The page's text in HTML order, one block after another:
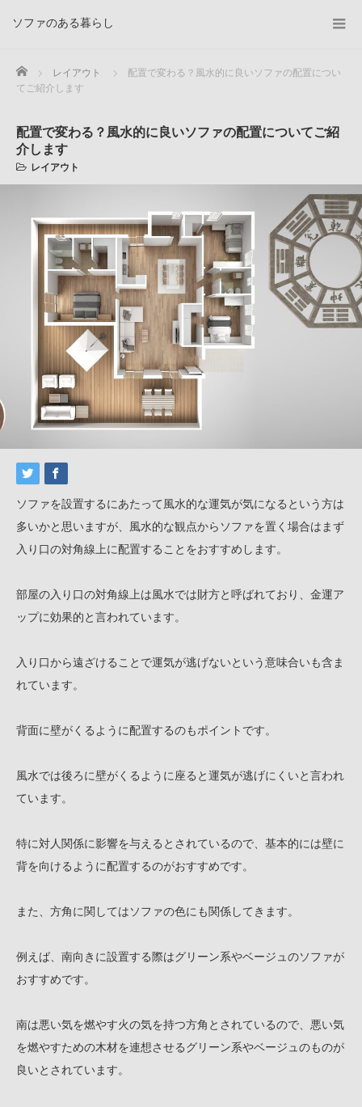
ソファのある暮らし
Home レイアウト
配置で変わる？風水的に良いソファの配置につい
てご紹介します
配置で変わる？風水的に良いソファの配置についてご紹
介します
レイアウト
ソファを設置するにあたって風水的な運気が気になるという方は
多いかと思いますが、風水的な観点からソファを置く場合はまず
入り口の対角線上に配置することをおすすめします。
部屋の入り口の対角線上は風水では財方と呼ばれており、金運ア
ップに効果的と言われています。
入り口から遠ざけることで運気が逃げないという意味合いも含ま
れています。
背面に壁がくるように配置するのもポイントです。
風水では後ろに壁がくるように座ると運気が逃げにくいと言われ
ています。
特に対人関係に影響を与えるとされているので、基本的には壁に
背を向けるように配置するのがおすすめです。
また、方角に関してはソファの色にも関係してきます。
例えば、南向きに設置する際はグリーン系やベージュのソファが
おすすめです。
南は悪い気を燃やす火の気を持つ方角とされているので、悪い気
を燃やすための木材を連想させるグリーン系やベージュのものが
良いとされています。